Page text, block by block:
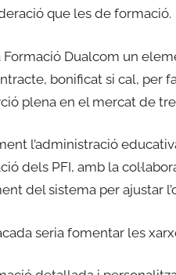
que les de formació.
Dualcom un
bonificat si cal, per
plena en el mercat de
l’administració
dels PFI, amb la
del sistema per ajustar
seria fomentar les